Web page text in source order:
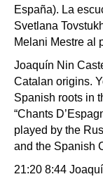
España). La
Svetlana
Melani Mestre al
Joaquín Nin
Catalan origins.
Spanish roots in
“Chants
played by the
and the Spanish
21:20 8:44